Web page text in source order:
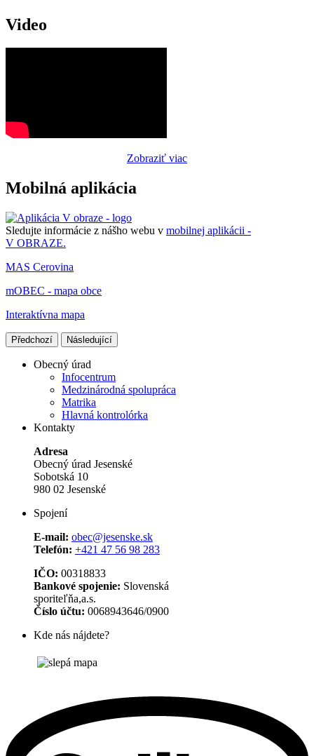
Video
Zobraziť viac
Mobilná aplikácia
Sledujte informácie z nášho webu v mobilnej aplikácii -
V OBRAZE.
MAS Cerovina
mOBEC - mapa obce
Interaktívna mapa
Předchozí Následující
Obecný úrad
Infocentrum
Medzinárodná spolupráca
Matrika
Hlavná kontrolórka
Kontakty
Adresa
Obecný úrad Jesenské
Sobotská 10
980 02 Jesenské
Spojení
E-mail: obec@jesenske.sk
Telefón: +421 47 56 98 283
IČO: 00318833
Bankové spojenie: Slovenská
sporiteľňa,a.s.
Číslo účtu: 0068943646/0900
Kde nás nájdete?